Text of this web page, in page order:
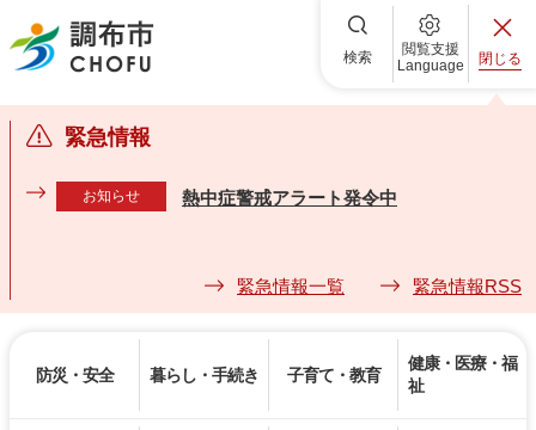
調布市 検索
閲覧支援
Language
閉じる
緊急情報
お知らせ 熱中症警戒アラート発令中
緊急情報一覧 緊急情報RSS
防災・安全 暮らし・手続き 子育て・教育
健康・医療・福
祉